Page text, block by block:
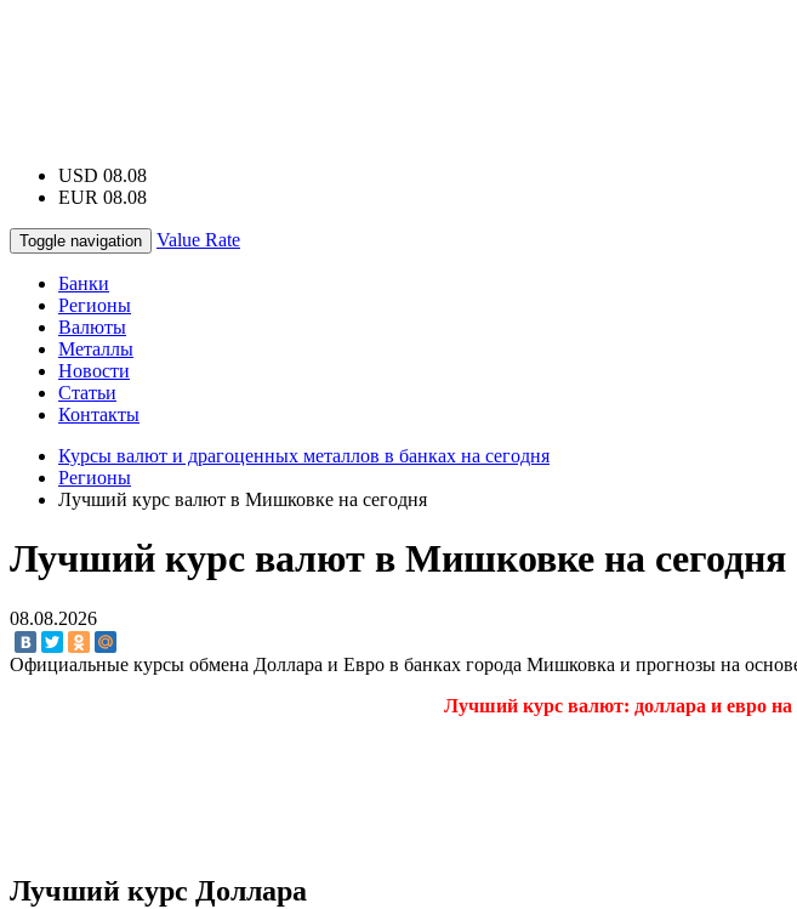
USD 08.08
EUR 08.08
Toggle navigation Value Rate
Банки
Регионы
Валюты
Металлы
Новости
Статьи
Контакты
Курсы валют и драгоценных металлов в банках на сегодня
Регионы
Лучший курс валют в Мишковке на сегодня
Лучший курс валют в Мишковке на сегодня
08.08.2026
Официальные курсы обмена Доллара и Евро в банках города Мишковка и прогнозы на
Лучший курс валют: доллара и евро на
Лучший курс Доллара